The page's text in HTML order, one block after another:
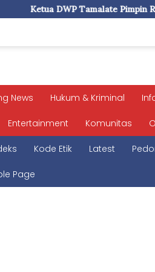
Pimpin Rakor untuk Perkuat
News Hukum & Kriminal
Entertainment Komunitas
Kode Etik Latest
Page